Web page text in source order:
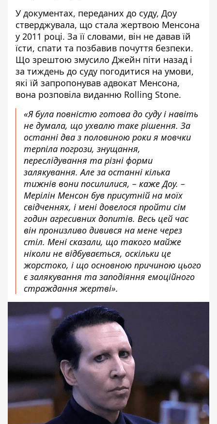
У документах, переданих до суду, Доу
стверджувала, що стала жертвою Менсона
у 2011 році. За її словами, він не давав їй
їсти, спати та позбавив почуття безпеки.
Що зрештою змусило Джейн піти назад і
за тиждень до суду погодитися на умови,
які їй запропонував адвокат Менсона,
вона розповіла виданню Rolling Stone.
«Я була повністю готова до суду і навіть
не думала, що ухвалю таке рішення. За
останні два з половиною роки я мовчки
терпіла погрози, знущання,
переслідування та різні форми
залякування. Але за останні кілька
тижнів вони посилилися, – каже Доу. –
Мерілін Менсон був присутній на моїх
свідченнях, і мені довелося пройти сім
годин агресивних допитів. Весь цей час
він пронизливо дивився на мене через
стіл. Мені сказали, що такого майже
ніколи не відбувається, оскільки це
жорстоко, і що основною причиною цього
є залякування та заподіяння емоційного
страждання жертві».